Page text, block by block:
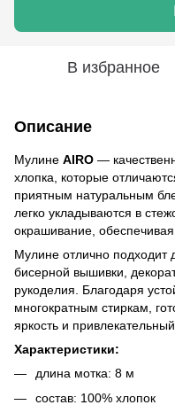
В избранное
Описание
Мулине AIRO —
хлопка, которые
приятным натуральным
легко укладываются в
окрашивание, обеспечивая
Мулине отлично подходит
бисерной вышивки,
рукоделия. Благодаря
многократным стиркам,
яркость и привлекательный
Характеристики:
длина мотка: 8 м
состав: 100% хлопок